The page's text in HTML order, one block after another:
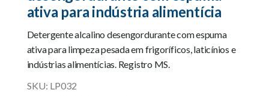
ativa para indústria alimentícia
Detergente alcalino desengordurante com espuma
ativa para limpeza pesada em frigoríficos, laticínios e
indústrias alimentícias. Registro MS.
SKU: LP032